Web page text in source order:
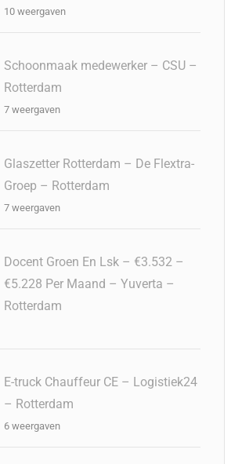
10 weergaven
Schoonmaak medewerker – CSU –
Rotterdam
7 weergaven
Glaszetter Rotterdam – De Flextra-
Groep – Rotterdam
7 weergaven
Docent Groen En Lsk – €3.532 –
€5.228 Per Maand – Yuverta –
Rotterdam
E-truck Chauffeur CE – Logistiek24
– Rotterdam
6 weergaven